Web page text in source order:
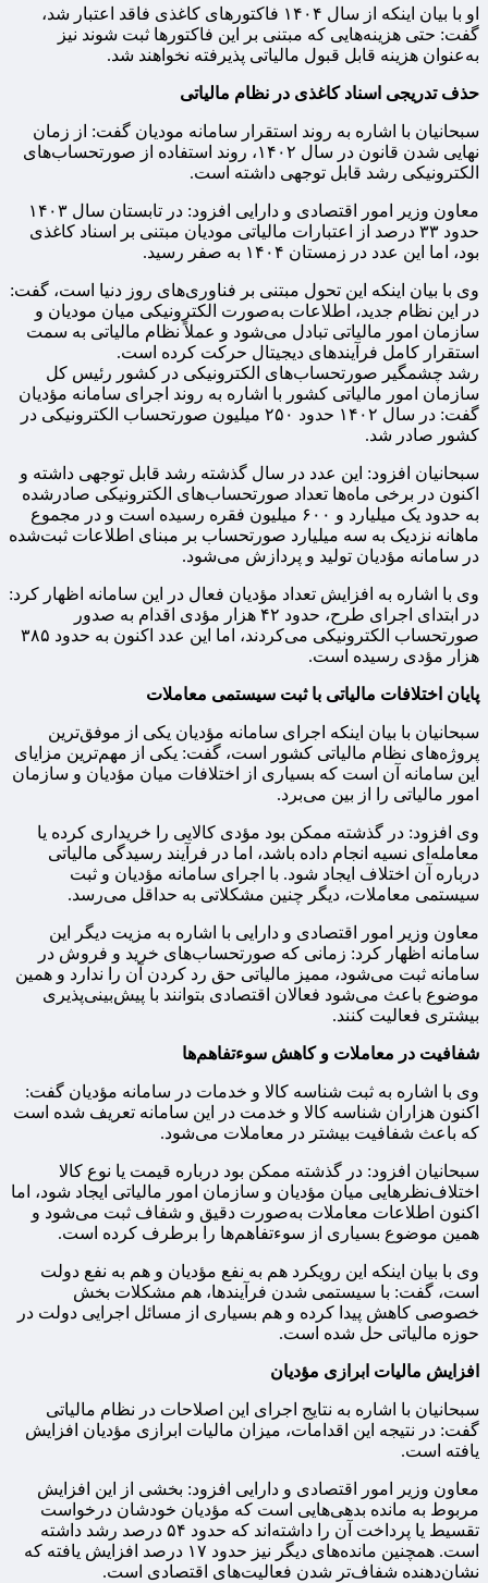
او با بیان اینکه از سال ۱۴۰۴ فاکتورهای کاغذی فاقد اعتبار شد،
گفت: حتی هزینه‌هایی که مبتنی بر این فاکتورها ثبت شوند نیز
به‌عنوان هزینه قابل قبول مالیاتی پذیرفته نخواهند شد.
حذف تدریجی اسناد کاغذی در نظام مالیاتی
سبحانیان با اشاره به روند استقرار سامانه مودیان گفت: از زمان
نهایی شدن قانون در سال ۱۴۰۲، روند استفاده از صورتحساب‌های
الکترونیکی رشد قابل توجهی داشته است.
معاون وزیر امور اقتصادی و دارایی افزود: در تابستان سال ۱۴۰۳
حدود ۳۳ درصد از اعتبارات مالیاتی مودیان مبتنی بر اسناد کاغذی
بود، اما این عدد در زمستان ۱۴۰۴ به صفر رسید.
وی با بیان اینکه این تحول مبتنی بر فناوری‌های روز دنیا است، گفت:
در این نظام جدید، اطلاعات به‌صورت الکترونیکی میان مودیان و
سازمان امور مالیاتی تبادل می‌شود و عملاً نظام مالیاتی به سمت
استقرار کامل فرآیندهای دیجیتال حرکت کرده است.
رشد چشمگیر صورتحساب‌های الکترونیکی در کشور رئیس کل
سازمان امور مالیاتی کشور با اشاره به روند اجرای سامانه مؤدیان
گفت: در سال ۱۴۰۲ حدود ۲۵۰ میلیون صورتحساب الکترونیکی در
کشور صادر شد.
سبحانیان افزود: این عدد در سال گذشته رشد قابل توجهی داشته و
اکنون در برخی ماه‌ها تعداد صورتحساب‌های الکترونیکی صادرشده
به حدود یک میلیارد و ۶۰۰ میلیون فقره رسیده است و در مجموع
ماهانه نزدیک به سه میلیارد صورتحساب بر مبنای اطلاعات ثبت‌شده
در سامانه مؤدیان تولید و پردازش می‌شود.
وی با اشاره به افزایش تعداد مؤدیان فعال در این سامانه اظهار کرد:
در ابتدای اجرای طرح، حدود ۴۲ هزار مؤدی اقدام به صدور
صورتحساب الکترونیکی می‌کردند، اما این عدد اکنون به حدود ۳۸۵
هزار مؤدی رسیده است.
پایان اختلافات مالیاتی با ثبت سیستمی معاملات
سبحانیان با بیان اینکه اجرای سامانه مؤدیان یکی از موفق‌ترین
پروژه‌های نظام مالیاتی کشور است، گفت: یکی از مهم‌ترین مزایای
این سامانه آن است که بسیاری از اختلافات میان مؤدیان و سازمان
امور مالیاتی را از بین می‌برد.
وی افزود: در گذشته ممکن بود مؤدی کالایی را خریداری کرده یا
معامله‌ای نسیه انجام داده باشد، اما در فرآیند رسیدگی مالیاتی
درباره آن اختلاف ایجاد شود. با اجرای سامانه مؤدیان و ثبت
سیستمی معاملات، دیگر چنین مشکلاتی به حداقل می‌رسد.
معاون وزیر امور اقتصادی و دارایی با اشاره به مزیت دیگر این
سامانه اظهار کرد: زمانی که صورتحساب‌های خرید و فروش در
سامانه ثبت می‌شود، ممیز مالیاتی حق رد کردن آن را ندارد و همین
موضوع باعث می‌شود فعالان اقتصادی بتوانند با پیش‌بینی‌پذیری
بیشتری فعالیت کنند.
شفافیت در معاملات و کاهش سوءتفاهم‌ها
وی با اشاره به ثبت شناسه کالا و خدمات در سامانه مؤدیان گفت:
اکنون هزاران شناسه کالا و خدمت در این سامانه تعریف شده است
که باعث شفافیت بیشتر در معاملات می‌شود.
سبحانیان افزود: در گذشته ممکن بود درباره قیمت یا نوع کالا
اختلاف‌نظرهایی میان مؤدیان و سازمان امور مالیاتی ایجاد شود، اما
اکنون اطلاعات معاملات به‌صورت دقیق و شفاف ثبت می‌شود و
همین موضوع بسیاری از سوءتفاهم‌ها را برطرف کرده است.
وی با بیان اینکه این رویکرد هم به نفع مؤدیان و هم به نفع دولت
است، گفت: با سیستمی شدن فرآیندها، هم مشکلات بخش
خصوصی کاهش پیدا کرده و هم بسیاری از مسائل اجرایی دولت در
حوزه مالیاتی حل شده است.
افزایش مالیات ابرازی مؤدیان
سبحانیان با اشاره به نتایج اجرای این اصلاحات در نظام مالیاتی
گفت: در نتیجه این اقدامات، میزان مالیات ابرازی مؤدیان افزایش
یافته است.
معاون وزیر امور اقتصادی و دارایی افزود: بخشی از این افزایش
مربوط به مانده بدهی‌هایی است که مؤدیان خودشان درخواست
تقسیط یا پرداخت آن را داشته‌اند که حدود ۵۴ درصد رشد داشته
است. همچنین مانده‌های دیگر نیز حدود ۱۷ درصد افزایش یافته که
نشان‌دهنده شفاف‌تر شدن فعالیت‌های اقتصادی است.